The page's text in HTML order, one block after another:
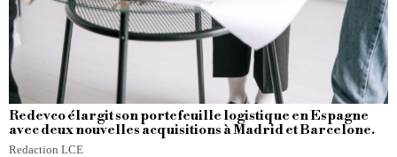
Redevco élargit son portefeuille logistique en Espagne
avec deux nouvelles acquisitions à Madrid et Barcelone.
Redaction LCE